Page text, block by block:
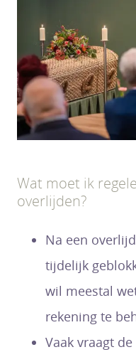
Wat moet ik
overlijden?
Na een
tijdelijk
wil meestal
rekening te
Vaak vraagt